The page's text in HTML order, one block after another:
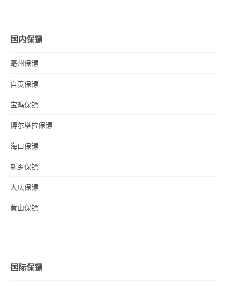
国内保镖
亳州保镖
自贡保镖
宝鸡保镖
博尔塔拉保镖
海口保镖
新乡保镖
大庆保镖
黄山保镖
国际保镖